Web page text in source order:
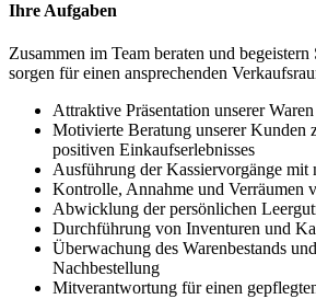
Ihre Aufgaben
Zusammen im Team beraten und
sorgen für einen ansprechenden
Attraktive Präsentation unserer
Motivierte Beratung unserer Kunden
positiven Einkaufserlebnisses
Ausführung der Kassiervorgänge mit
Kontrolle, Annahme und Verräumen
Abwicklung der persönlichen
Durchführung von Inventuren und
Überwachung des Warenbestands
Nachbestellung
Mitverantwortung für einen